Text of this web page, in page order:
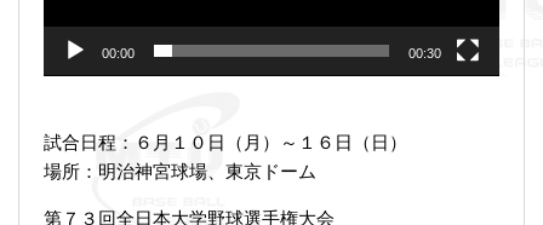
00:00 00:30
試合日程：６月１０日（月）～１６日（日）
場所：明治神宮球場、東京ドーム
第７３回全日本大学野球選手権大会